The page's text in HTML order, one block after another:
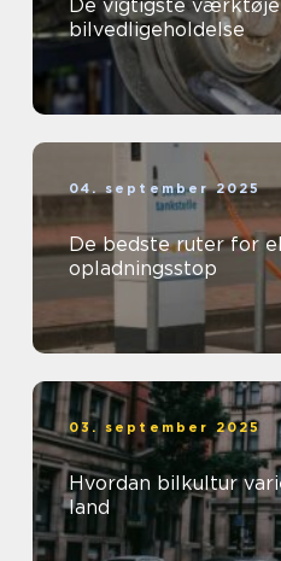
De vigtigste
bilvedligeholdelse
04. september 2025
De bedste ruter for
opladningsstop
03. september 2025
Hvordan bilkultur
land